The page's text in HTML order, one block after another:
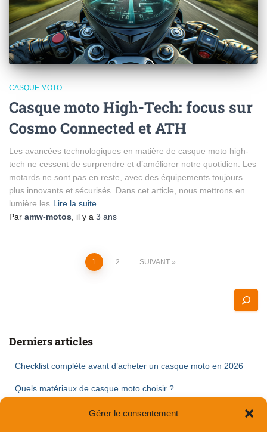
Gérer le consentement
CASQUE MOTO
Casque moto High-Tech: focus sur
Cosmo Connected et ATH
Les avancées technologiques en matière de casque moto high-
tech ne cessent de surprendre et d’améliorer notre quotidien. Les
motards ne sont pas en reste, avec des équipements toujours
plus innovants et sécurisés. Dans cet article, nous mettrons en
lumière les Lire la suite…
Par amw-motos, il y a 3 ans
1 2 SUIVANT
Derniers articles
Checklist complète avant d’acheter un casque moto en 2026
Quels matériaux de casque moto choisir ?
Casque moto léger : est-ce vraiment plus confortable sur longs